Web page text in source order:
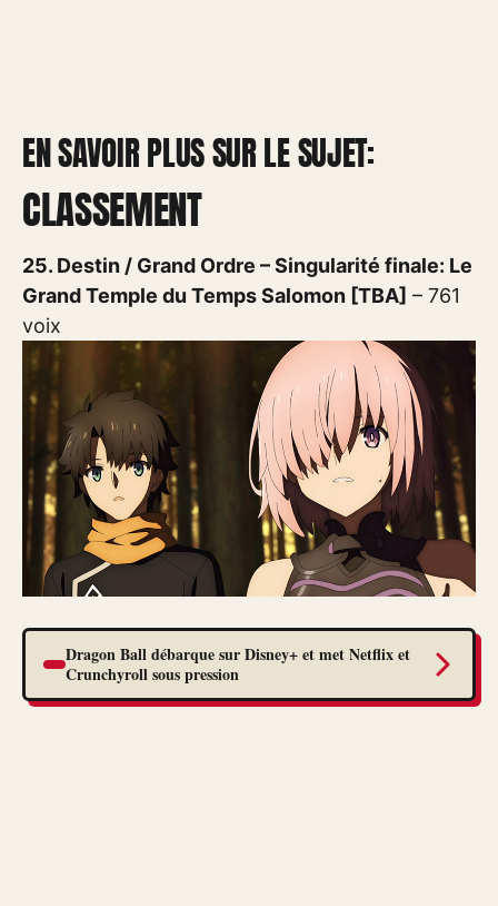
EN SAVOIR PLUS SUR LE SUJET:
CLASSEMENT
25. Destin / Grand Ordre – Singularité finale: Le
Grand Temple du Temps Salomon [TBA] – 761
voix
Dragon Ball débarque sur Disney+ et met Netflix et
Crunchyroll sous pression